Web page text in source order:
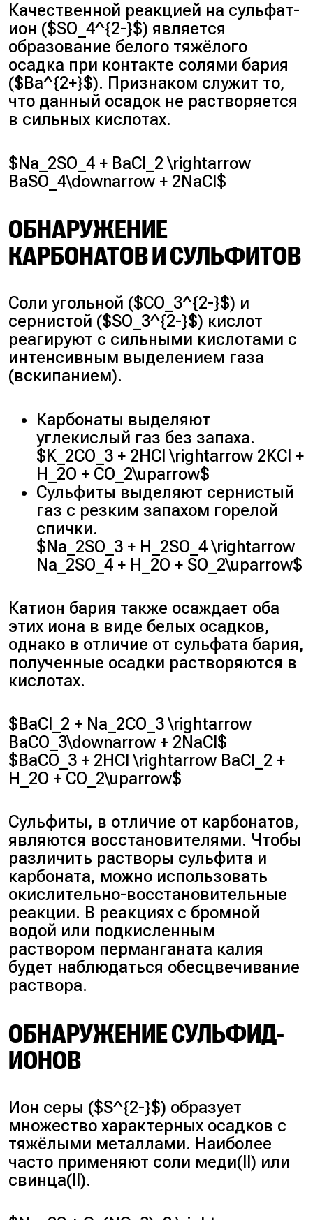
Качественной реакцией на сульфат-
ион ($SO_4^{2-}$) является
образование белого тяжёлого
осадка при контакте солями бария
($Ba^{2+}$). Признаком служит то,
что данный осадок не растворяется
в сильных кислотах.
$Na_2SO_4 + BaCl_2 \rightarrow
BaSO_4\downarrow + 2NaCl$
ОБНАРУЖЕНИЕ
КАРБОНАТОВ И СУЛЬФИТОВ
Соли угольной ($CO_3^{2-}$) и
сернистой ($SO_3^{2-}$) кислот
реагируют с сильными кислотами с
интенсивным выделением газа
(вскипанием).
Карбонаты выделяют
углекислый газ без запаха.
$K_2CO_3 + 2HCl \rightarrow 2KCl +
H_2O + CO_2\uparrow$
Сульфиты выделяют сернистый
газ с резким запахом горелой
спички.
$Na_2SO_3 + H_2SO_4 \rightarrow
Na_2SO_4 + H_2O + SO_2\uparrow$
Катион бария также осаждает оба
этих иона в виде белых осадков,
однако в отличие от сульфата бария,
полученные осадки растворяются в
кислотах.
$BaCl_2 + Na_2CO_3 \rightarrow
BaCO_3\downarrow + 2NaCl$
$BaCO_3 + 2HCl \rightarrow BaCl_2 +
H_2O + CO_2\uparrow$
Сульфиты, в отличие от карбонатов,
являются восстановителями. Чтобы
различить растворы сульфита и
карбоната, можно использовать
окислительно-восстановительные
реакции. В реакциях с бромной
водой или подкисленным
раствором перманганата калия
будет наблюдаться обесцвечивание
раствора.
ОБНАРУЖЕНИЕ СУЛЬФИД-
ИОНОВ
Ион серы ($S^{2-}$) образует
множество характерных осадков с
тяжёлыми металлами. Наиболее
часто применяют соли меди(II) или
свинца(II).